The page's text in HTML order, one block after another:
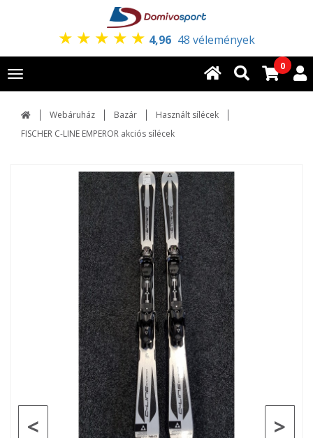
★ ★ ★ ★ ★ 4,96 48 vélemények
Toggle
navigation
0
Webáruház Bazár
Használt sílécek
FISCHER C-LINE EMPEROR akciós sílécek
>
<